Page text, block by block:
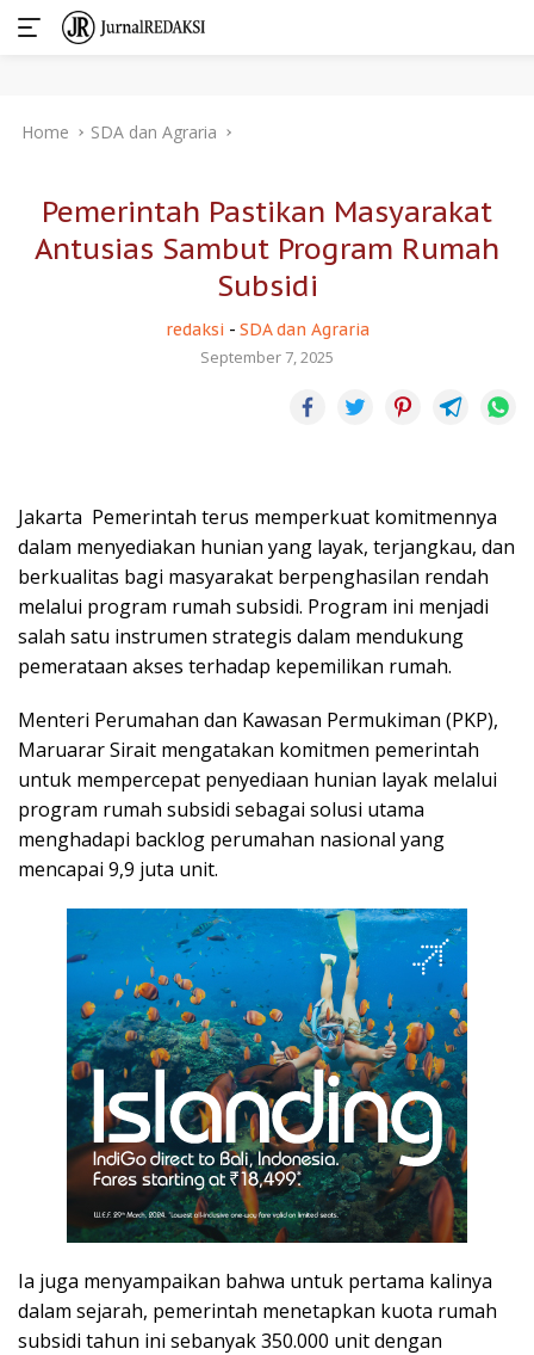
Home SDA dan Agraria
Pemerintah Pastikan Masyarakat
Antusias Sambut Program Rumah
Subsidi
redaksi - SDA dan Agraria
September 7, 2025
Jakarta  Pemerintah terus memperkuat komitmennya
dalam menyediakan hunian yang layak, terjangkau, dan
berkualitas bagi masyarakat berpenghasilan rendah
melalui program rumah subsidi. Program ini menjadi
salah satu instrumen strategis dalam mendukung
pemerataan akses terhadap kepemilikan rumah.
Menteri Perumahan dan Kawasan Permukiman (PKP),
Maruarar Sirait mengatakan komitmen pemerintah
untuk mempercepat penyediaan hunian layak melalui
program rumah subsidi sebagai solusi utama
menghadapi backlog perumahan nasional yang
mencapai 9,9 juta unit.
Ia juga menyampaikan bahwa untuk pertama kalinya
dalam sejarah, pemerintah menetapkan kuota rumah
subsidi tahun ini sebanyak 350.000 unit dengan